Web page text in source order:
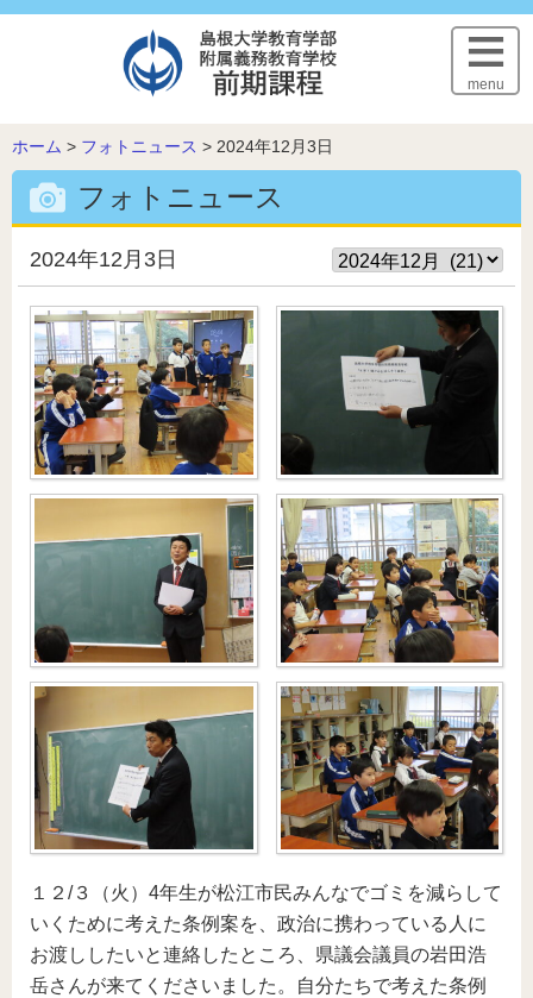
このページの本文へ
menu
こ
の
ー
ホーム > フォトニュース > 2024年12月3日
フォトニュース
2024年12月3日
１２/３（火）4年生が松江市民みんなでゴミを減らして
いくために考えた条例案を、政治に携わっている人に
お渡ししたいと連絡したところ、県議会議員の岩田浩
岳さんが来てくださいました。自分たちで考えた条例